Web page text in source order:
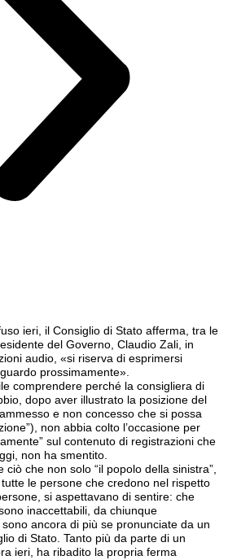
ieri, il Consiglio di Stato afferma, tra le
del Governo, Claudio Zali, in
audio, «si riserva di esprimersi
prossimamente».
comprendere perché la consigliera di
dopo aver illustrato la posizione del
e non concesso che si possa
non abbia colto l’occasione per
sul contenuto di registrazioni che
non ha smentito.
ciò che non solo “il popolo della sinistra”,
le persone che credono nel rispetto
si aspettavano di sentire: che
inaccettabili, da chiunque
ancora di più se pronunciate da un
di Stato. Tanto più da parte di un
ieri, ha ribadito la propria ferma